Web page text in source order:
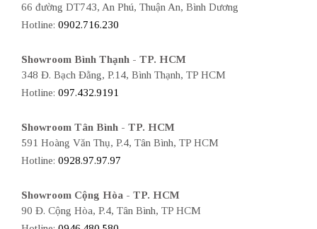
66 đường DT743, An Phú, Thuận An, Bình Dương
Hotline: 0902.716.230
Showroom Bình Thạnh - TP. HCM
348 Đ. Bạch Đằng, P.14, Bình Thạnh, TP HCM
Hotline: 097.432.9191
Showroom Tân Bình - TP. HCM
591 Hoàng Văn Thụ, P.4, Tân Bình, TP HCM
Hotline: 0928.97.97.97
Showroom Cộng Hòa - TP. HCM
90 Đ. Cộng Hòa, P.4, Tân Bình, TP HCM